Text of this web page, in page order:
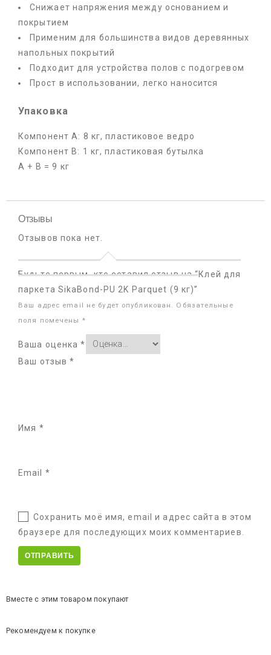
Снижает напряжения между основанием и
покрытием
Применим для большинства видов деревянных
напольных покрытий
Подходит для устройства полов с подогревом
Прост в использовании, легко наносится
Упаковка
Компонент А: 8 кг, пластиковое ведро
Компонент В: 1 кг, пластиковая бутылка
А + В = 9 кг
Отзывы
Отзывов пока нет.
Будьте первым, кто оставил отзыв на “Клей для
паркета SikaBond-PU 2K Parquet (9 кг)”
Ваш адрес email не будет опубликован.
Обязательные
поля помечены *
Ваша оценка*
Ваш отзыв*
Имя *
Email *
Сохранить моё имя, email и адрес сайта в этом
браузере для последующих моих комментариев.
Вместе с этим товаром покупают
Рекомендуем к покупке